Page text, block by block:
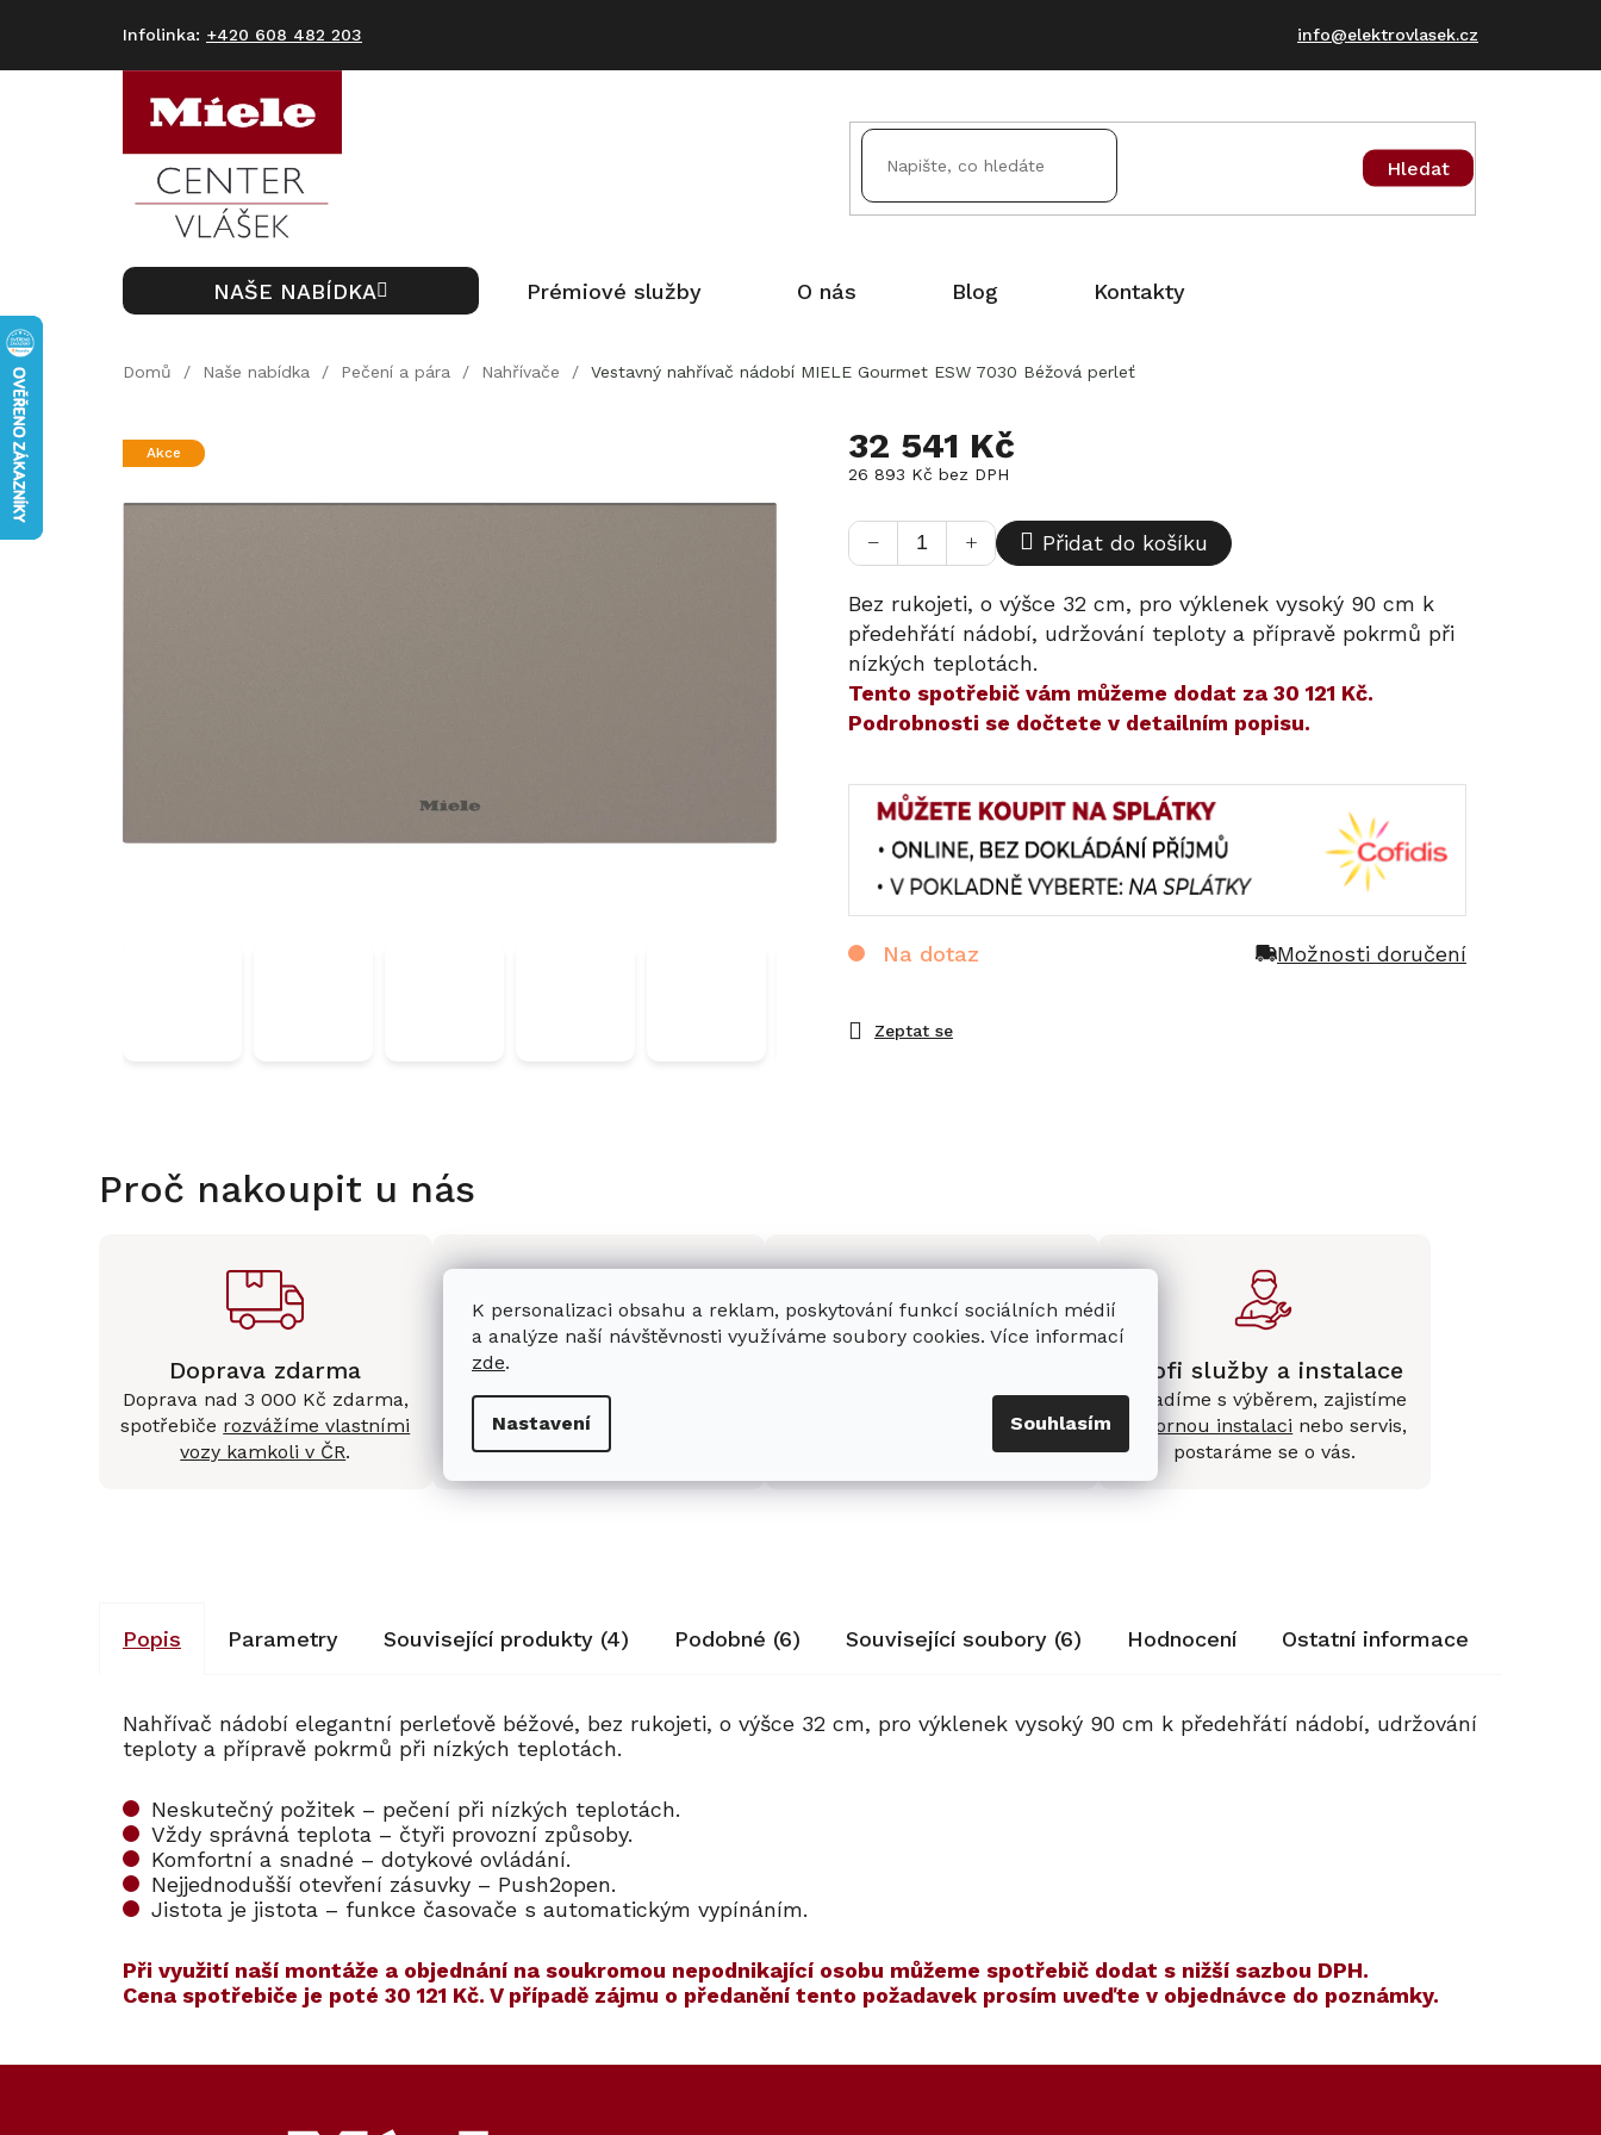
K personalizaci obsahu a reklam, poskytování funkcí sociálních médií
a analýze naší návštěvnosti využíváme soubory cookies. Více informací
zde.
Nastavení Souhlasím
+420 608 482 203 info@elektrovlasek.cz
Hledat
NAŠE NABÍDKA Prémiové služby O nás Blog Kontakty
Domů / Naše nabídka / Pečení a pára / Nahřívače / Vestavný nahřívač nádobí MIELE Gourmet ESW 7030 Béžová perleť
Akce 32 541 Kč
26 893 Kč bez DPH
cena:
+
− Přidat do košíku
Bez rukojeti, o výšce 32 cm, pro výklenek vysoký 90 cm k
předehřátí nádobí, udržování teploty a přípravě pokrmů při
nízkých teplotách.
​​Tento spotřebič vám můžeme dodat za 30 121 Kč.
Podrobnosti se dočtete v detailním popisu.
Zeptat se
Na dotaz Možnosti doručení
Proč nakoupit u nás
Doprava zdarma
Doprava nad 3 000 Kč zdarma,
spotřebiče rozvážíme vlastními
vozy kamkoli v ČR.
Kamenná prodejna
Mámeshowroom
Králové s možností jednoduše u
nás zaparkovat.
Jsme stabilní prodejce
domácích spotřebičů Miele se
zkušenostmi od roku 2001.
Profi služby a instalace
Poradíme s výběrem, zajistíme
odbornou instalaci nebo servis,
postaráme se o vás.
Popis Parametry Související produkty (4) Podobné (6) Související soubory (6) Hodnocení Ostatní informace
Nahřívač nádobí elegantní perleťově béžové, bez rukojeti, o výšce 32 cm, pro výklenek vysoký 90 cm k předehřátí nádobí, udržování
teploty a přípravě pokrmů při nízkých teplotách.
Neskutečný požitek – pečení při nízkých teplotách.
Vždy správná teplota – čtyři provozní způsoby.
Komfortní a snadné – dotykové ovládání.
Nejjednodušší otevření zásuvky – Push2open.
Jistota je jistota – funkce časovače s automatickým vypínáním.
​​Při využití naší montáže a objednání na soukromou nepodnikající osobu můžeme spotřebič dodat s nižší sazbou DPH.
Cena spotřebiče je poté 30 121 Kč. V případě zájmu o předanění tento požadavek prosím uveďte v objednávce do poznámky.